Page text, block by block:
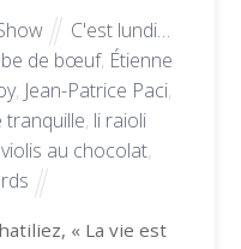
C'est lundi…
de bœuf, Étienne
, Jean-Patrice Paci,
tranquille, li raioli
au chocolat,
« La vie est